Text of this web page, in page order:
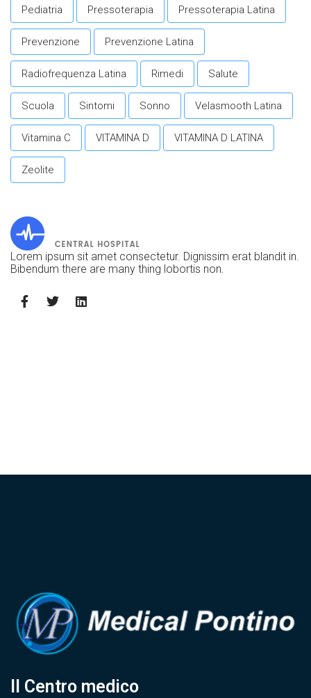
Pediatria Pressoterapia Pressoterapia Latina
Prevenzione Prevenzione Latina
Radiofrequenza Latina Rimedi Salute
Scuola Sintomi Sonno Velasmooth Latina
Vitamina C VITAMINA D VITAMINA D LATINA
Zeolite
Lorem ipsum sit amet consectetur. Dignissim erat blandit in.
Bibendum there are many thing lobortis non.
Il Centro medico